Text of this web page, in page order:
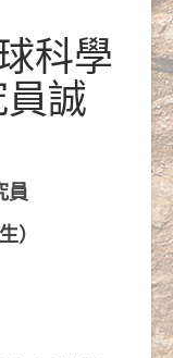
科學
誠
員
）